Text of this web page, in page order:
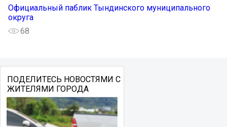
Официальный паблик Тындинского муниципального
округа
68
ПОДЕЛИТЕСЬ НОВОСТЯМИ С
ЖИТЕЛЯМИ ГОРОДА